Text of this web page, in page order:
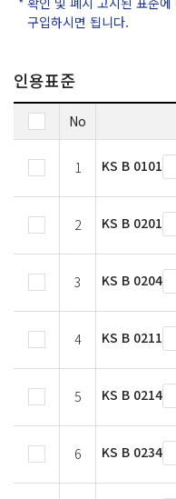
구입하시면 됩니다.
인용표준
No
1 KS B 0101
2 KS B 0201
3 KS B 0204
4 KS B 0211
5 KS B 0214
6 KS B 0234